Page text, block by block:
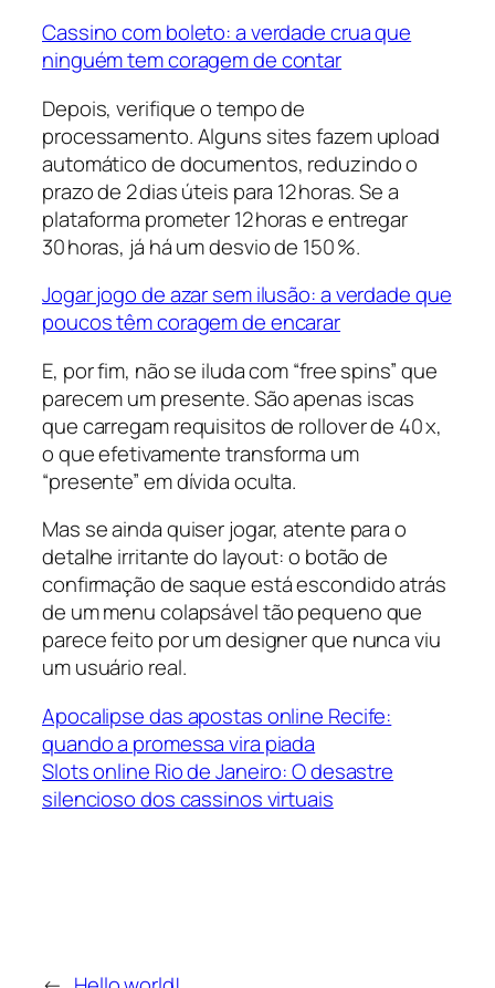
Cassino com boleto: a verdade crua que
ninguém tem coragem de contar
Depois, verifique o tempo de
processamento. Alguns sites fazem upload
automático de documentos, reduzindo o
prazo de 2 dias úteis para 12 horas. Se a
plataforma prometer 12 horas e entregar
30 horas, já há um desvio de 150 %.
Jogar jogo de azar sem ilusão: a verdade que
poucos têm coragem de encarar
E, por fim, não se iluda com “free spins” que
parecem um presente. São apenas iscas
que carregam requisitos de rollover de 40 x,
o que efetivamente transforma um
“presente” em dívida oculta.
Mas se ainda quiser jogar, atente para o
detalhe irritante do layout: o botão de
confirmação de saque está escondido atrás
de um menu colapsável tão pequeno que
parece feito por um designer que nunca viu
um usuário real.
Apocalipse das apostas online Recife:
quando a promessa vira piada
Slots online Rio de Janeiro: O desastre
silencioso dos cassinos virtuais